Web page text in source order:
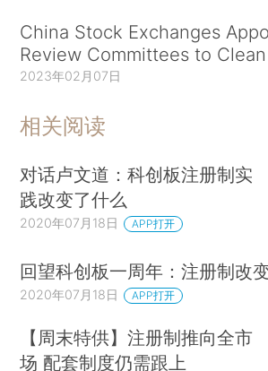
China Stock Exchanges
Review Committees to
2023年02月07日
相关阅读
对话卢文道：科创板注册制实
践改变了什么
2020年07月18日 APP打开
回望科创板一周年：注册制改
2020年07月18日 APP打开
【周末特供】注册制推向全市
场 配套制度仍需跟上